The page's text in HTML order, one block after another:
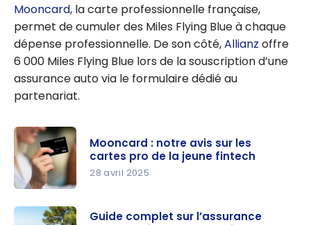
Mooncard, la carte professionnelle française,
permet de cumuler des Miles Flying Blue à chaque
dépense professionnelle. De son côté,Allianz offre
6 000 Miles Flying Blue lors de la souscription d’une
assurance auto via le formulaire dédié au
partenariat.
notre avis
Mooncard : notre avis sur les
cartes pro de la jeune fintech
28 avril 2025
Guide complet sur l’assurance